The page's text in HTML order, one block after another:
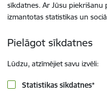
sīkdatnes. Ar Jūsu piekrišanu
izmantotas statistikas un
Pielāgot sīkdatnes
Lūdzu, atzīmējiet savu izvēli:
Statistikas sīkdatnes*